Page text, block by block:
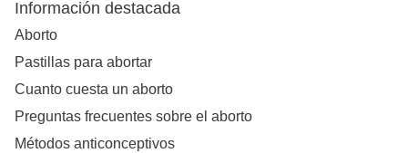
Información destacada
Aborto
Pastillas para abortar
Cuanto cuesta un aborto
Preguntas frecuentes sobre el aborto
Métodos anticonceptivos